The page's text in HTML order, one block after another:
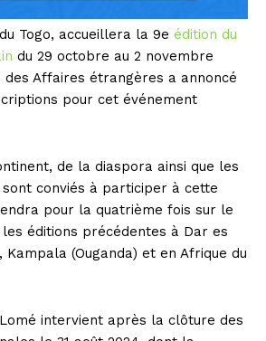
Togo, accueillera la 9e édition du
du 29 octobre au 2 novembre
des Affaires étrangères a annoncé
pour cet événement
de la diaspora ainsi que les
conviés à participer à cette
pour la quatrième fois sur le
éditions précédentes à Dar es
Kampala (Ouganda) et en Afrique du
intervient après la clôture des